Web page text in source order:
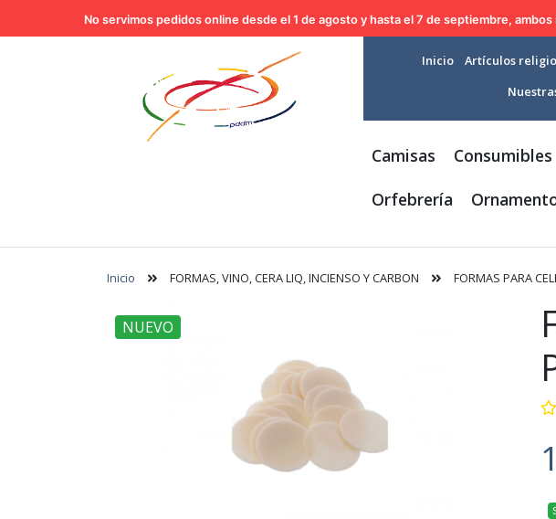
No servimos pedidos online desde el 1 de agosto y hasta el 7 de septiembre,
Inicio Artículos
Camisas Consumibles
Orfebrería
Inicio FORMAS, VINO, CERA LIQ, INCIENSO Y CARBON FORMAS PARA
NUEVO